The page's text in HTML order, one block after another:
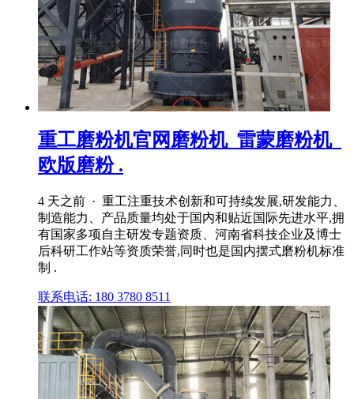
重工磨粉机官网磨粉机_雷蒙磨粉机_
欧版磨粉 .
4 天之前 · 重工注重技术创新和可持续发展,研发能力、
制造能力、产品质量均处于国内和贴近国际先进水平,拥
有国家多项自主研发专题资质、河南省科技企业及博士
后科研工作站等资质荣誉,同时也是国内摆式磨粉机标准
制 .
联系电话: 180 3780 8511